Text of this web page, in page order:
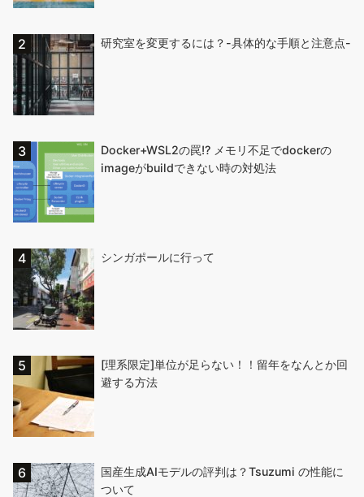
研究室を変更するには？-具体的な手順と注意点-
Docker+WSL2の罠!? メモリ不足でdockerの
imageがbuildできない時の対処法
シンガポールに行って
[理系限定]単位が足らない！！留年をなんとか回
避する方法
国産生成AIモデルの評判は？Tsuzumi の性能に
ついて